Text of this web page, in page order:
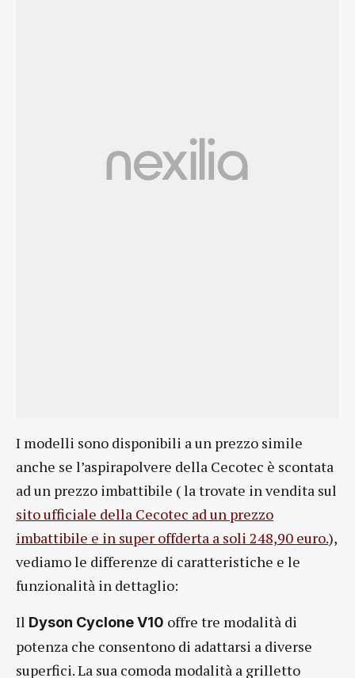
I modelli sono disponibili a un prezzo simile
anche se l’aspirapolvere della Cecotec è scontata
ad un prezzo imbattibile ( la trovate in vendita sul
sito ufficiale della Cecotec ad un prezzo
imbattibile e in super offderta a soli 248,90 euro.),
vediamo le differenze di caratteristiche e le
funzionalità in dettaglio:
Il Dyson Cyclone V10 offre tre modalità di
potenza che consentono di adattarsi a diverse
superfici. La sua comoda modalità a grilletto